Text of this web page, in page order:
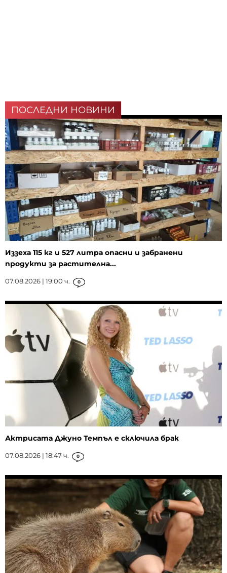
ПОСЛЕДНИ НОВИНИ
Иззеха 115 кг и 527 литра опасни и забранени
продукти за растителна...
07.08.2026 | 19:00 ч. 0
Актрисата Джуно Темпъл е сключила брак
07.08.2026 | 18:47 ч. 0